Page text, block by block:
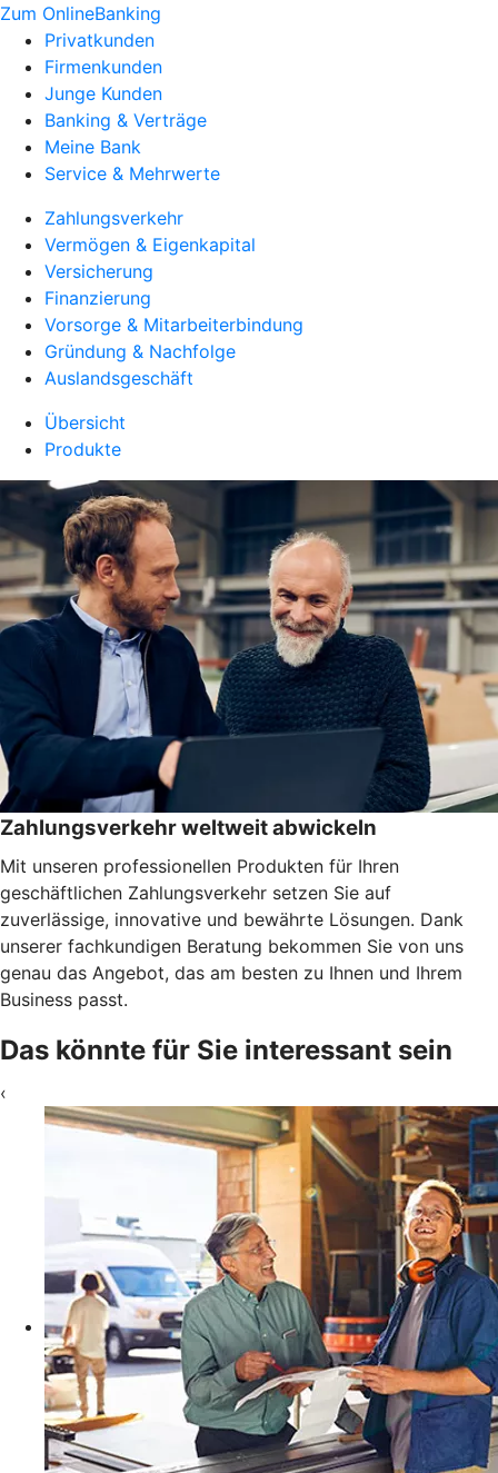
Zum OnlineBanking
Privatkunden
Firmenkunden
Junge Kunden
Banking & Verträge
Meine Bank
Service & Mehrwerte
Zahlungsverkehr
Vermögen & Eigenkapital
Versicherung
Finanzierung
Vorsorge & Mitarbeiterbindung
Gründung & Nachfolge
Auslandsgeschäft
Übersicht
Produkte
Zahlungsverkehr weltweit abwickeln
Mit unseren professionellen Produkten für Ihren
geschäftlichen Zahlungsverkehr setzen Sie auf
zuverlässige, innovative und bewährte Lösungen. Dank
unserer fachkundigen Beratung bekommen Sie von uns
genau das Angebot, das am besten zu Ihnen und Ihrem
Business passt.
Das könnte für Sie interessant sein
‹